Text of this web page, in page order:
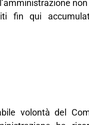
fin qui
volontà del